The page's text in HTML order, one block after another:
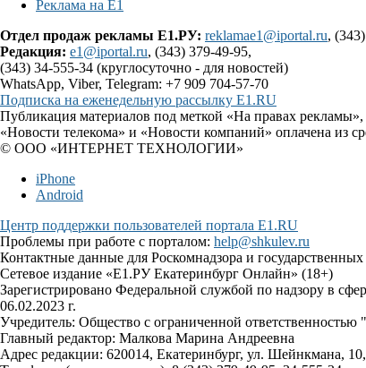
Реклама на Е1
Отдел продаж рекламы Е1.РУ: reklamae1@iportal.ru,
Редакция: e1@iportal.ru, (343) 379-49-95,
(343) 34-555-34 (круглосуточно - для новостей)
WhatsApp, Viber, Telegram: +7 909 704-57-70
Подписка на еженедельную рассылку E1.RU
Публикация материалов под меткой «На правах
«Новости телекома» и «Новости компаний» оплачена из
© ООО «ИНТЕРНЕТ ТЕХНОЛОГИИ»
iPhone
Android
Центр поддержки пользователей портала E1.RU
Проблемы при работе с порталом: help@shkulev.ru
Контактные данные для Роскомнадзора и государственных
Сетевое издание «Е1.РУ Екатеринбург Онлайн» (18+)
Зарегистрировано Федеральной службой по надзору в
06.02.2023 г.
Учредитель: Общество с ограниченной
Главный редактор: Малкова Марина Андреевна
Адрес редакции: 620014, Екатеринбург, ул. Шейнкмана,